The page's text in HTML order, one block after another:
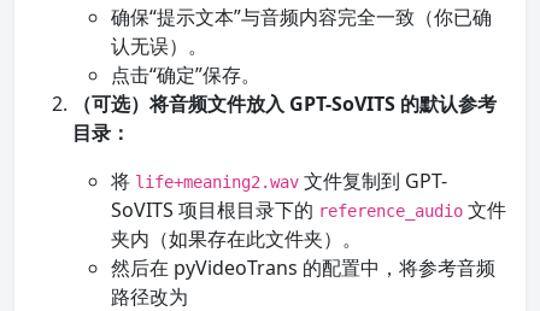
确保“提示文本”与音频内容完全一致（你已确
认无误）。
点击“确定”保存。
（可选）将音频文件放入 GPT-SoVITS 的默认参考
目录：
将 life+meaning2.wav 文件复制到 GPT-
SoVITS 项目根目录下的 reference_audio 文件
夹内（如果存在此文件夹）。
然后在 pyVideoTrans 的配置中，将参考音频
路径改为